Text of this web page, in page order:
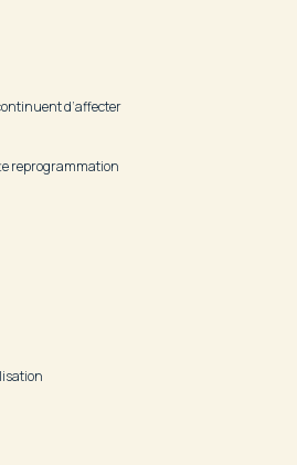
d’affecter
reprogrammation